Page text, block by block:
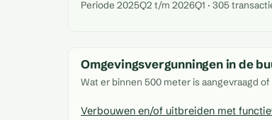
Periode 2025Q2 t/m 2026Q1 · 305
Omgevingsvergunningen in de
Wat er binnen 500 meter is aangevraagd
Verbouwen en/of uitbreiden met